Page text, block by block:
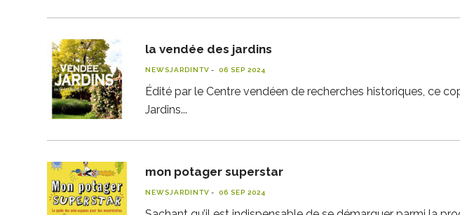
la vendée des jardins
NEWSJARDINTV 06 SEP 2024
Édité par le Centre vendéen de recherches historiques, ce
Jardins
mon potager superstar
NEWSJARDINTV 06 SEP 2024